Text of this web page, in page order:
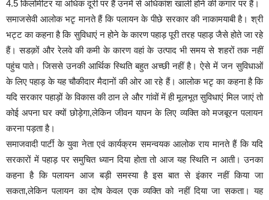
4.5 किलोमीटर या अधिक दूरी पर हैं उनमें से अधिकांश खाली होने की कगार पर हैं।
समाजसेवी आलोक भटृ मानते हैं कि पलायन के पीछे सरकार की नाकामयाबी है। श्री
भट्ट का कहना है कि सुविधाएं न होने के कारण पहाड़ पूरी तरह पहाड़ जैसे होते जा रहे
हैं। सडक़ों और रेलवे की कमी के कारण वहां के उत्पाद भी समय से शहरों तक नहीं
पहुंच पाते। जिससे उनकी आर्थिक स्थिति बहुत अच्छी नहीं है। ऐसे में जन सुविधाओं
के लिए पहाड़ के यह चौकीदार मैदानों की ओर आ रहे हैं। आलोक भटृ का कहना है कि
यदि सरकार पहाड़ों के विकास की ठान ले और गांवों में ही मूलभूत सुविधाएं मिल जाएं तो
कोई अपना घर क्यों छोड़ेगा,लेकिन जीवन यापन के लिए व्यक्ति को मजबूरन पलायन
करना पड़ता है।
समाजवादी पार्टी के युवा नेता एवं कार्यक्रम समन्वयक आलोक राय मानते हैं कि यदि
सरकारों में पहाड़ पर समुचित ध्यान दिया होता तो आज यह स्थिति न आती। उनका
कहना है कि पलायन आज बड़ी समस्या है इस बात से इंकार नहीं किया जा
सकता,लेकिन पलायन का दोष केवल एक व्यक्ति को नहीं दिया जा सकता। यह